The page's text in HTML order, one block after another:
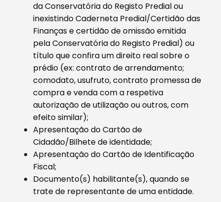
da Conservatória do Registo Predial ou
inexistindo Caderneta Predial/Certidão das
Finanças e certidão de omissão emitida
pela Conservatória do Registo Predial) ou
título que confira um direito real sobre o
prédio (ex: contrato de arrendamento;
comodato, usufruto, contrato promessa de
compra e venda com a respetiva
autorização de utilização ou outros, com
efeito similar);
Apresentação do Cartão de
Cidadão/Bilhete de identidade;
Apresentação do Cartão de Identificação
Fiscal;
Documento(s) habilitante(s), quando se
trate de representante de uma entidade.